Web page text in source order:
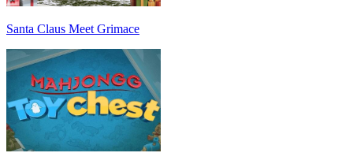
Santa Claus Meet Grimace